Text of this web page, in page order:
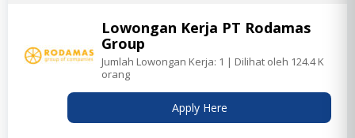
Lowongan Kerja PT Rodamas
Group
Jumlah Lowongan Kerja: 1 | Dilihat oleh 124.4 K
orang
Apply Here